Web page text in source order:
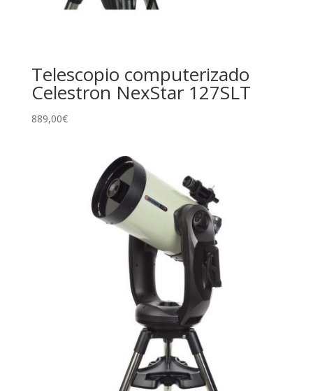
Telescopio computerizado
Celestron NexStar 127SLT
889,00€